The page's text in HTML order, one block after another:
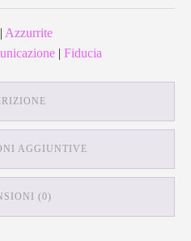
| Azzurrite
| Fiducia
AGGIUNTIVE
(0)